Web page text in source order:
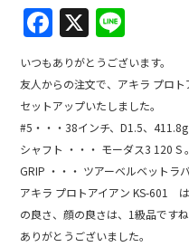
F
a
c
e
b
o
o
k
X
n
e
いつもありがとうございます。
友人からの注文で、アキラ プロ
セットアップいたしました。
#5・・・38インチ、D1.5、
シャフト ・・・ モーダス3 120 S 。
GRIP ・・・ ツアーベルベットラ
アキラ プロトアイアン KS-601
の良さ、顔の良さは、1級品ですね
ありがとうございました。